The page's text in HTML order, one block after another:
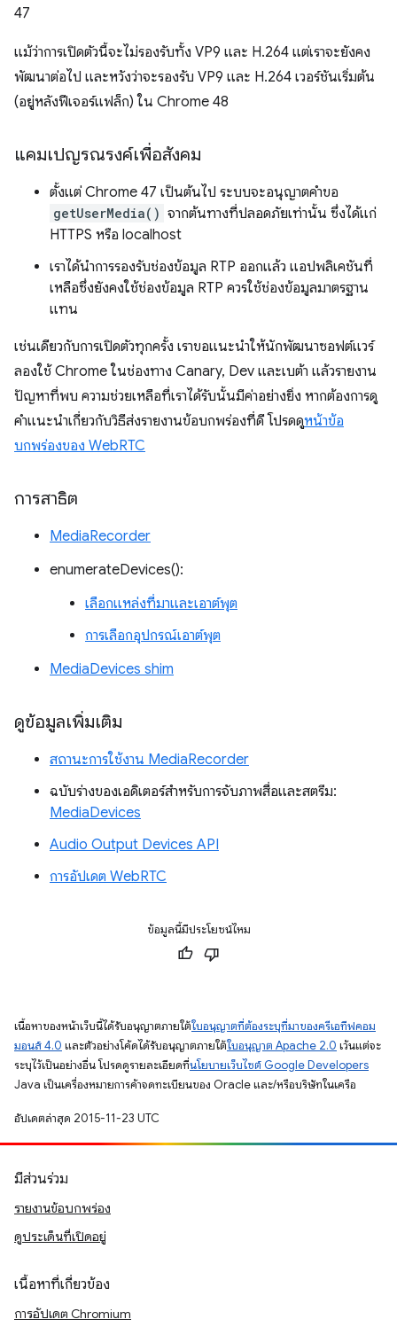
47
แม้ว่าการเปิดตัวนี้จะไม่รองรับทั้ง VP9 และ H.264 แต่เราจะยังคง
พัฒนาต่อไป และหวังว่าจะรองรับ VP9 และ H.264 เวอร์ชันเริ่มต้น
(อยู่หลังฟีเจอร์แฟล็ก) ใน Chrome 48
แคมเปญรณรงค์เพื่อสังคม
ตั้งแต่ Chrome 47 เป็นต้นไป ระบบจะอนุญาตคำขอ
getUserMedia() จากต้นทางที่ปลอดภัยเท่านั้น ซึ่งได้แก่
HTTPS หรือ localhost
เราได้นำการรองรับช่องข้อมูล RTP ออกแล้ว แอปพลิเคชันที่
เหลือซึ่งยังคงใช้ช่องข้อมูล RTP ควรใช้ช่องข้อมูลมาตรฐาน
แทน
เช่นเดียวกับการเปิดตัวทุกครั้ง เราขอแนะนำให้นักพัฒนาซอฟต์แวร์
ลองใช้ Chrome ในช่องทาง Canary, Dev และเบต้า แล้วรายงาน
ปัญหาที่พบ ความช่วยเหลือที่เราได้รับนั้นมีค่าอย่างยิ่ง หากต้องการดู
คำแนะนำเกี่ยวกับวิธีส่งรายงานข้อบกพร่องที่ดี โปรดดูหน้าข้อ
บกพร่องของ WebRTC
การสาธิต
MediaRecorder
enumerateDevices():
เลือกแหล่งที่มาและเอาต์พุต
การเลือกอุปกรณ์เอาต์พุต
MediaDevices shim
ดูข้อมูลเพิ่มเติม
สถานะการใช้งาน MediaRecorder
ฉบับร่างของเอดิเตอร์สำหรับการจับภาพสื่อและสตรีม:
MediaDevices
Audio Output Devices API
การอัปเดต WebRTC
ข้อมูลนี้มีประโยชน์ไหม
เนื้อหาของหน้าเว็บนี้ได้รับอนุญาตภายใต้ใบอนุญาตที่ต้องระบุที่มาของครีเอทีฟคอม
มอนส์ 4.0 และตัวอย่างโค้ดได้รับอนุญาตภายใต้ใบอนุญาต Apache 2.0 เว้นแต่จะ
ระบุไว้เป็นอย่างอื่น โปรดดูรายละเอียดที่นโยบายเว็บไซต์ Google Developers
Java เป็นเครื่องหมายการค้าจดทะเบียนของ Oracle และ/หรือบริษัทในเครือ
อัปเดตล่าสุด 2015-11-23 UTC
มีส่วนร่วม
รายงานข้อบกพร่อง
ดูประเด็นที่เปิดอยู่
เนื้อหาที่เกี่ยวข้อง
การอัปเดต Chromium